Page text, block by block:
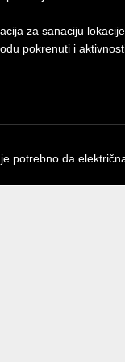
za sanaciju
pokrenuti i
potrebno da